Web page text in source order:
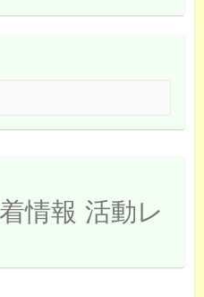
情報 活動レ